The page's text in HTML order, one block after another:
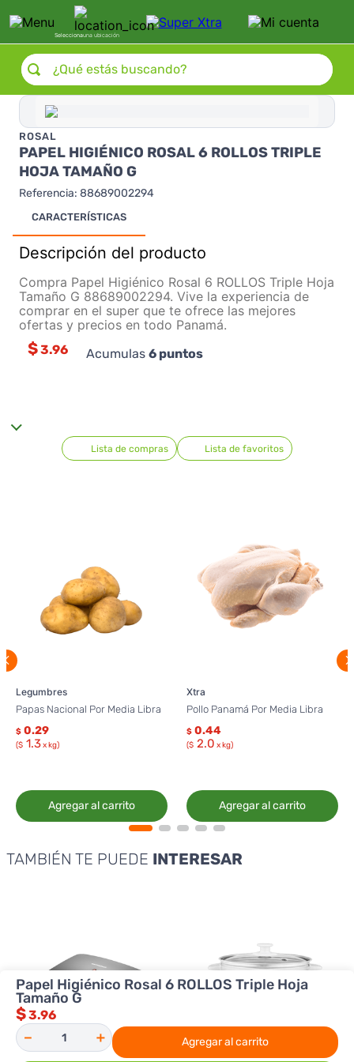
Seleccionauna ubicación
¿Qué estás buscando?
ROSAL
PAPEL HIGIÉNICO ROSAL 6 ROLLOS TRIPLE
HOJA TAMAÑO G
Referencia: 88689002294
CARACTERÍSTICAS
Descripción del producto
Compra Papel Higiénico Rosal 6 ROLLOS Triple Hoja
Tamaño G 88689002294. Vive la experiencia de
comprar en el super que te ofrece las mejores
ofertas y precios en todo Panamá.
$3.96 Acumulas 6puntos
Lista de compras Lista de favoritos
Legumbres
Papas Nacional Por Media Libra
$ 0.29
($ 1.3x kg)
Agregar al carrito
Xtra
Pollo Panamá Por Media Libra
$ 0.44
($ 2.0 x kg)
Agregar al carrito
TAMBIÉN TE PUEDE INTERESAR
Papel Higiénico Rosal 6 ROLLOS Triple Hoja
Tamaño G
$3.96
＋
－ Agregar al carrito